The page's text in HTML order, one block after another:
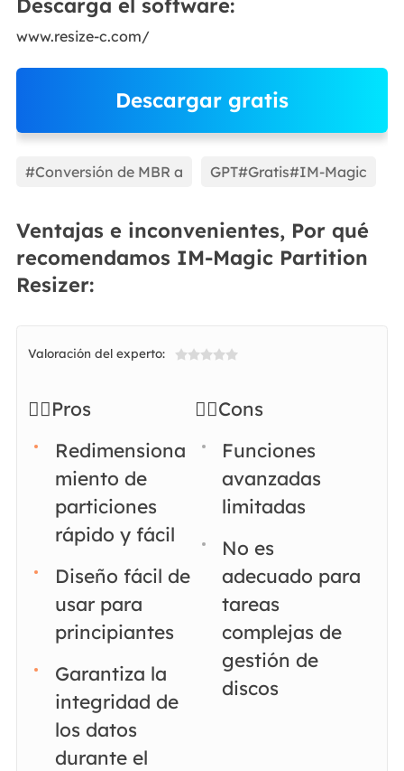
Descarga el software:
www.resize-c.com/
Descargar gratis
EaseUS Partition Master
#Conversión de MBR a GPT#Gratis#IM-Magic
Ventajas e inconvenientes, Por qué
recomendamos IM-Magic Partition
Resizer:
Valoración del experto: 
👍🏻Pros
Redimensiona
miento de
particiones
rápido y fácil
Diseño fácil de
usar para
principiantes
Garantiza la
integridad de
los datos
durante el
👎🏻Cons
Funciones
avanzadas
limitadas
No es
adecuado para
tareas
complejas de
gestión de
discos